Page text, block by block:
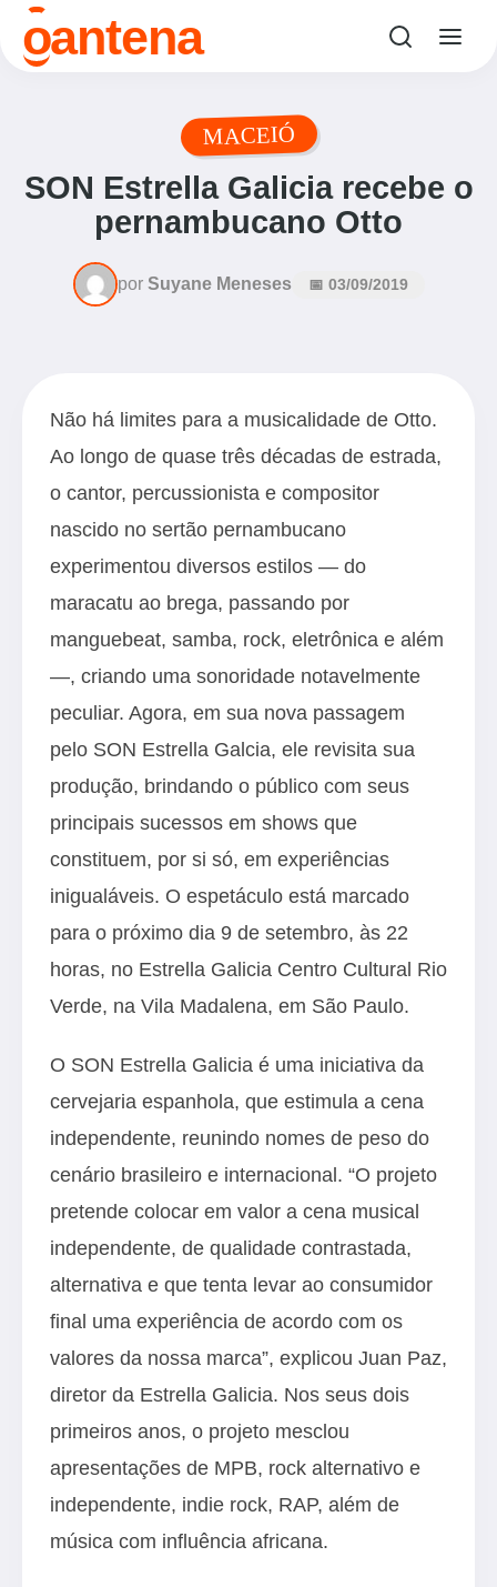
oantena
MACEIÓ
SON Estrella Galicia recebe o
pernambucano Otto
por Suyane Meneses 📅 03/09/2019
Não há limites para a musicalidade de Otto.
Ao longo de quase três décadas de estrada,
o cantor, percussionista e compositor
nascido no sertão pernambucano
experimentou diversos estilos ― do
maracatu ao brega, passando por
manguebeat, samba, rock, eletrônica e além
―, criando uma sonoridade notavelmente
peculiar. Agora, em sua nova passagem
pelo SON Estrella Galcia, ele revisita sua
produção, brindando o público com seus
principais sucessos em shows que
constituem, por si só, em experiências
inigualáveis. O espetáculo está marcado
para o próximo dia 9 de setembro, às 22
horas, no Estrella Galicia Centro Cultural Rio
Verde, na Vila Madalena, em São Paulo.
O SON Estrella Galicia é uma iniciativa da
cervejaria espanhola, que estimula a cena
independente, reunindo nomes de peso do
cenário brasileiro e internacional. “O projeto
pretende colocar em valor a cena musical
independente, de qualidade contrastada,
alternativa e que tenta levar ao consumidor
final uma experiência de acordo com os
valores da nossa marca”, explicou Juan Paz,
diretor da Estrella Galicia. Nos seus dois
primeiros anos, o projeto mesclou
apresentações de MPB, rock alternativo e
independente, indie rock, RAP, além de
música com influência africana.